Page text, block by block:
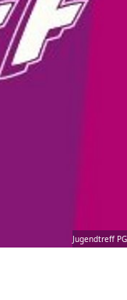
Jugendtreff PG